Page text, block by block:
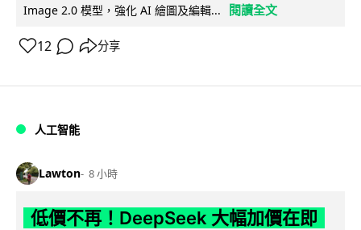
Image 2.0 模型，強化 AI 繪圖及編輯...
閱讀全文
12 分享
人工智能
Lawton 8 小時
低價不再！DeepSeek 大幅加價在即